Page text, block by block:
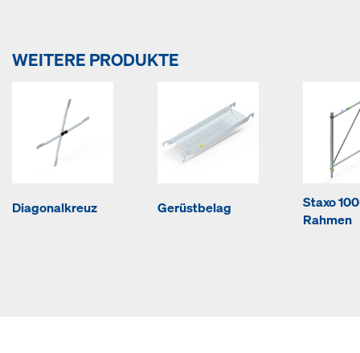
WEITERE PRODUKTE
Diagonalkreuz Gerüstbelag
Staxo
Rahmen